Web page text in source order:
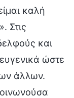
καλή
Στις
και
ώστε
άλλων.